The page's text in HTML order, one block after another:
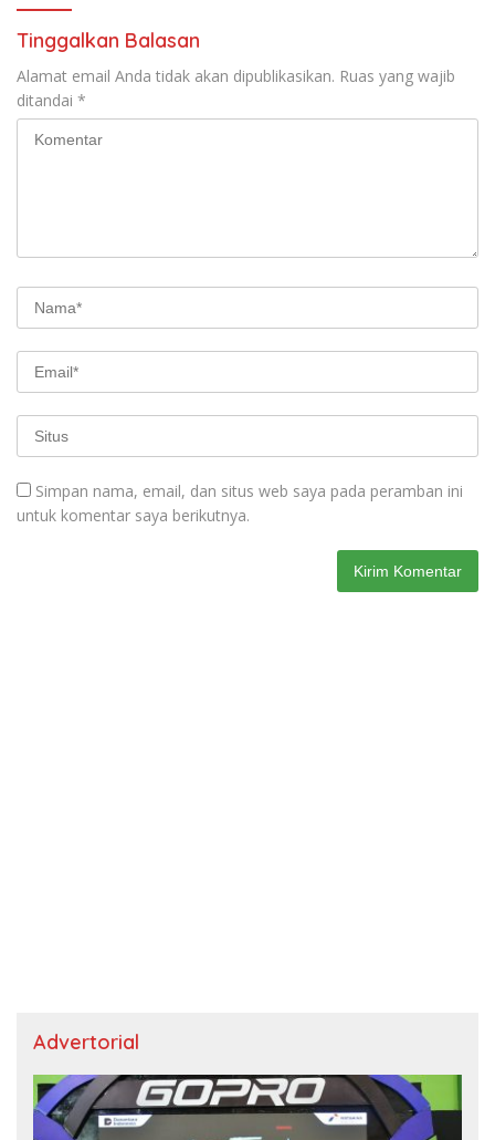
Tinggalkan Balasan
Alamat email Anda tidak akan dipublikasikan. Ruas yang wajib
ditandai *
Simpan nama, email, dan situs web saya pada peramban ini
untuk komentar saya berikutnya.
Advertorial